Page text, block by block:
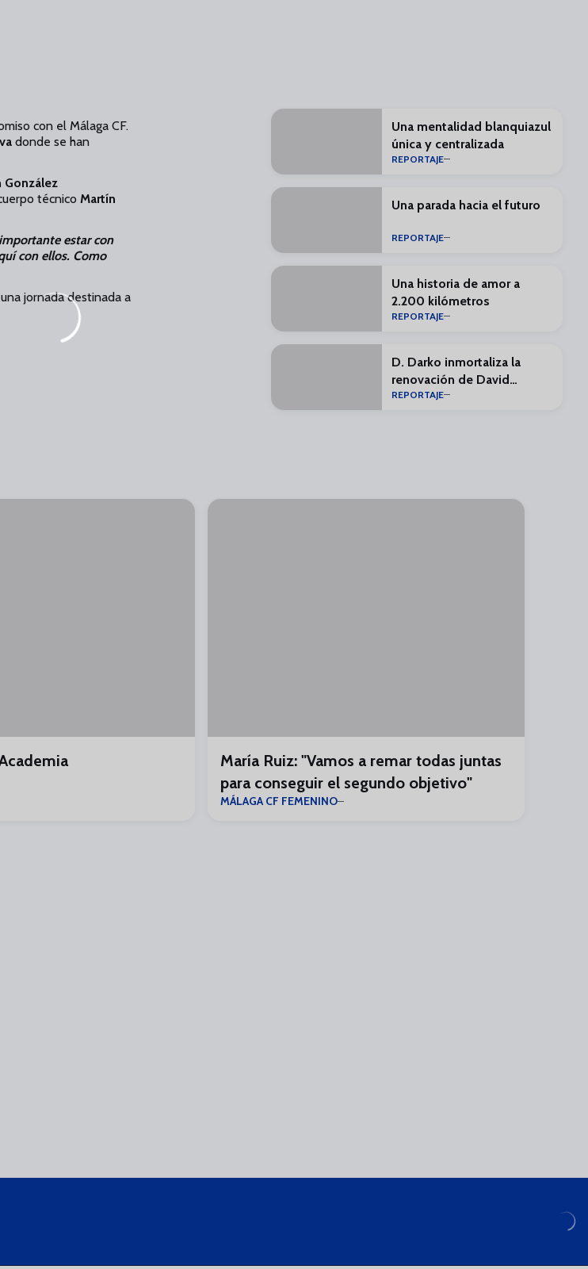
con el Málaga CF.
donde se han
González
técnico Martín
estar con
con ellos. Como
jornada destinada a
Una mentalidad blanquiazul
única y centralizada
REPORTAJE
Una parada hacia el futuro
REPORTAJE
Una historia de amor a
2.200 kilómetros
REPORTAJE
D. Darko inmortaliza la
renovación de David
Larrubia con una obra de
REPORTAJE
María Ruiz: "Vamos a remar todas juntas
para conseguir el segundo objetivo"
MÁLAGA CF FEMENINO